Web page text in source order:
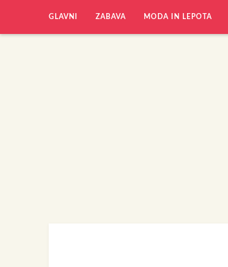
GLAVNI ZABAVA MODA IN LEPOTA